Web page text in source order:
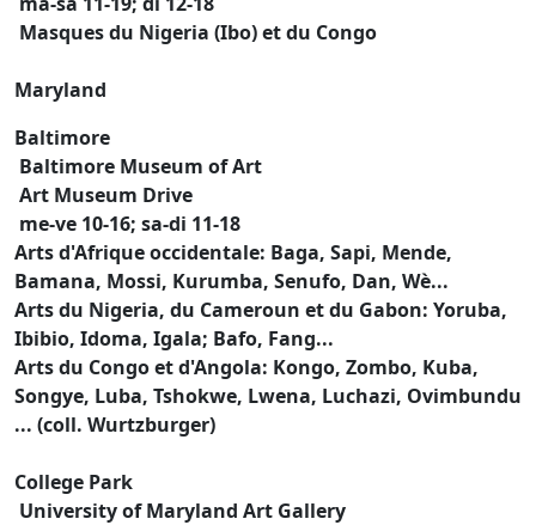
Masques du Nigeria (Ibo) et du Congo
Maryland
Baltimore
Baltimore Museum of Art
Art Museum Drive
me-ve 10-16; sa-di 11-18
Arts d'Afrique occidentale: Baga, Sapi, Mende,
Bamana, Mossi, Kurumba, Senufo, Dan, Wè...
Arts du Nigeria, du Cameroun et du Gabon: Yoruba,
Ibibio, Idoma, Igala; Bafo, Fang...
Arts du Congo et d'Angola: Kongo, Zombo, Kuba,
Songye, Luba, Tshokwe, Lwena, Luchazi, Ovimbundu
... (coll. Wurtzburger)
College Park
University of Maryland Art Gallery